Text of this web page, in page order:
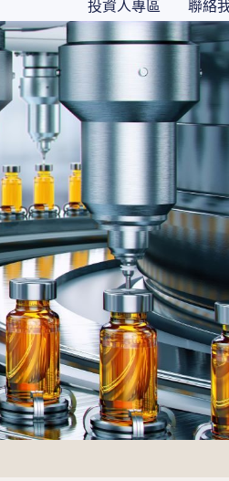
投資人專區
聯絡